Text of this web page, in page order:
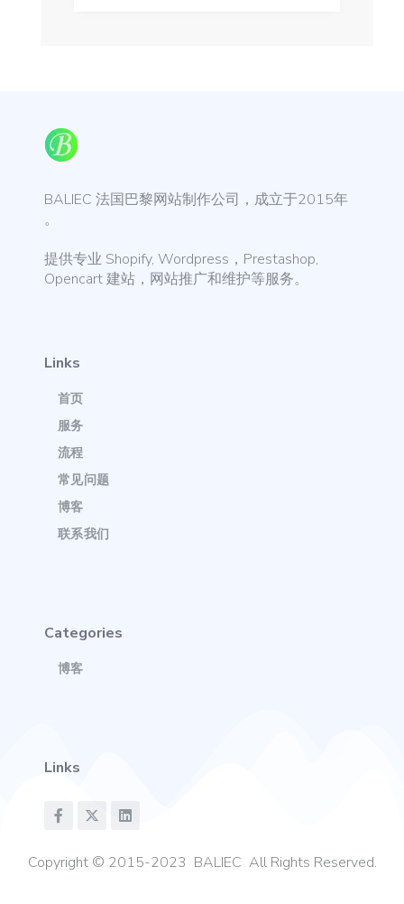
BALIEC 法国巴黎网站制作公司，成立于2015年
。
提供专业 Shopify, Wordpress，Prestashop,
Opencart 建站，网站推广和维护等服务。
Links
首页
服务
流程
常见问题
博客
联系我们
Categories
博客
Links
Copyright © 2015-2023 BALIEC All Rights Reserved.